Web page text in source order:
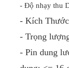
- Độ nhạy thu
- Kích
- Trọng
- Pin dung